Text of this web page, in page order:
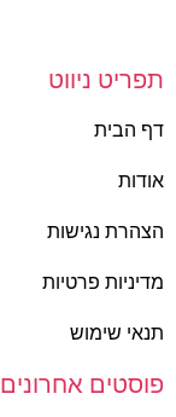
תפריט ניווט
דף הבית
אודות
הצהרת נגישות
מדיניות פרטיות
תנאי שימוש
פוסטים אחרונים